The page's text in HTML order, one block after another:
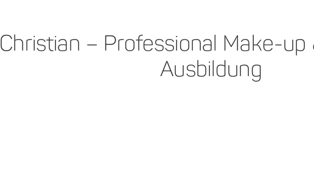
Christian – Professional Make-up
Ausbildung